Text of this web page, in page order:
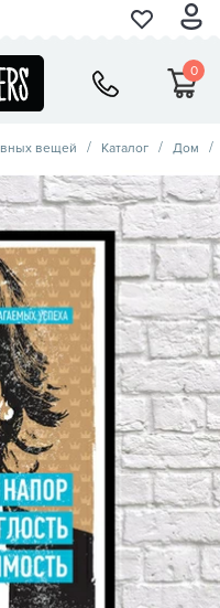
0
вещей Каталог Дом